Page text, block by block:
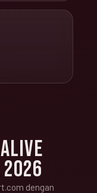
2026
dengan